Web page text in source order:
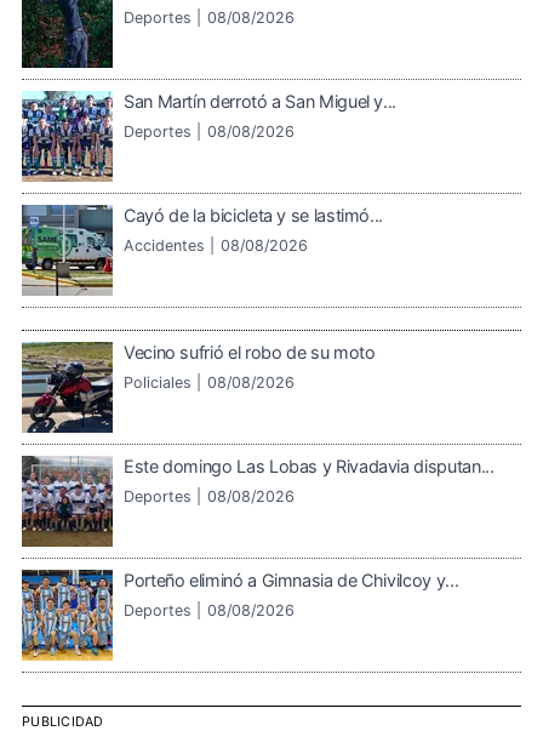
Deportes | 08/08/2026
San Martín derrotó a San Miguel y...
Deportes | 08/08/2026
Cayó de la bicicleta y se lastimó...
Accidentes | 08/08/2026
Vecino sufrió el robo de su moto
Policiales | 08/08/2026
Este domingo Las Lobas y Rivadavia disputan...
Deportes | 08/08/2026
Porteño eliminó a Gimnasia de Chivilcoy y...
Deportes | 08/08/2026
PUBLICIDAD